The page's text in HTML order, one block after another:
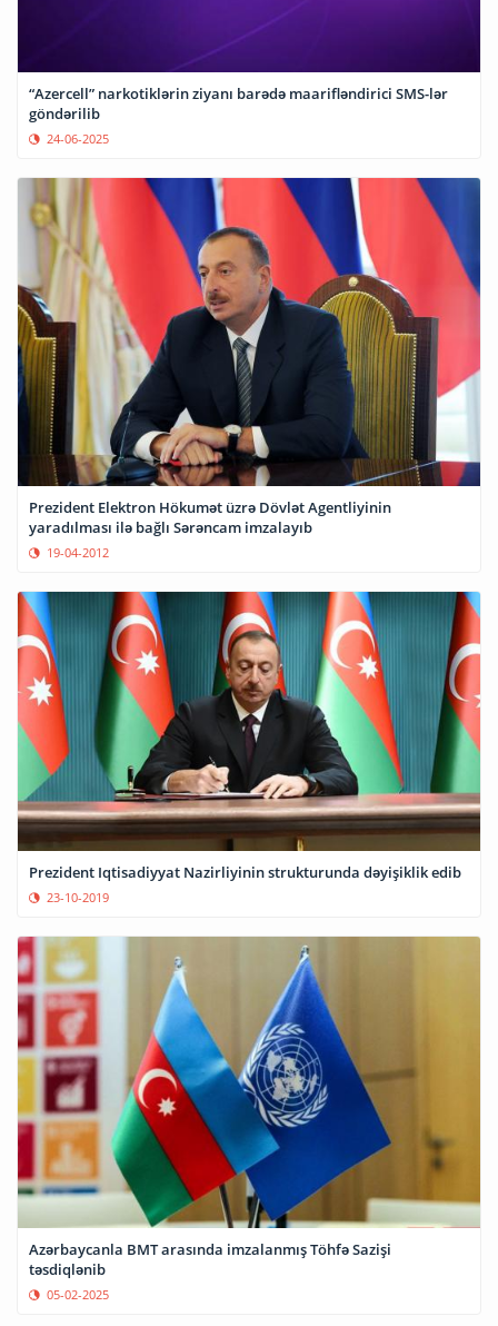
“Azercell” narkotiklərin ziyanı barədə maarifləndirici SMS-lər
göndərilib
24-06-2025
Prezident Elektron Hökumət üzrə Dövlət Agentliyinin
yaradılması ilə bağlı Sərəncam imzalayıb
19-04-2012
Prezident Iqtisadiyyat Nazirliyinin strukturunda dəyişiklik edib
23-10-2019
Azərbaycanla BMT arasında imzalanmış Töhfə Sazişi
təsdiqlənib
05-02-2025